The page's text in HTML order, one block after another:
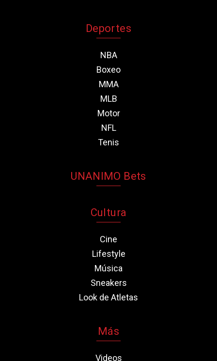
Deportes
NBA
Boxeo
MMA
MLB
Motor
NFL
Tenis
UNANIMO Bets
Cultura
Cine
Lifestyle
Música
Sneakers
Look de Atletas
Más
Videos